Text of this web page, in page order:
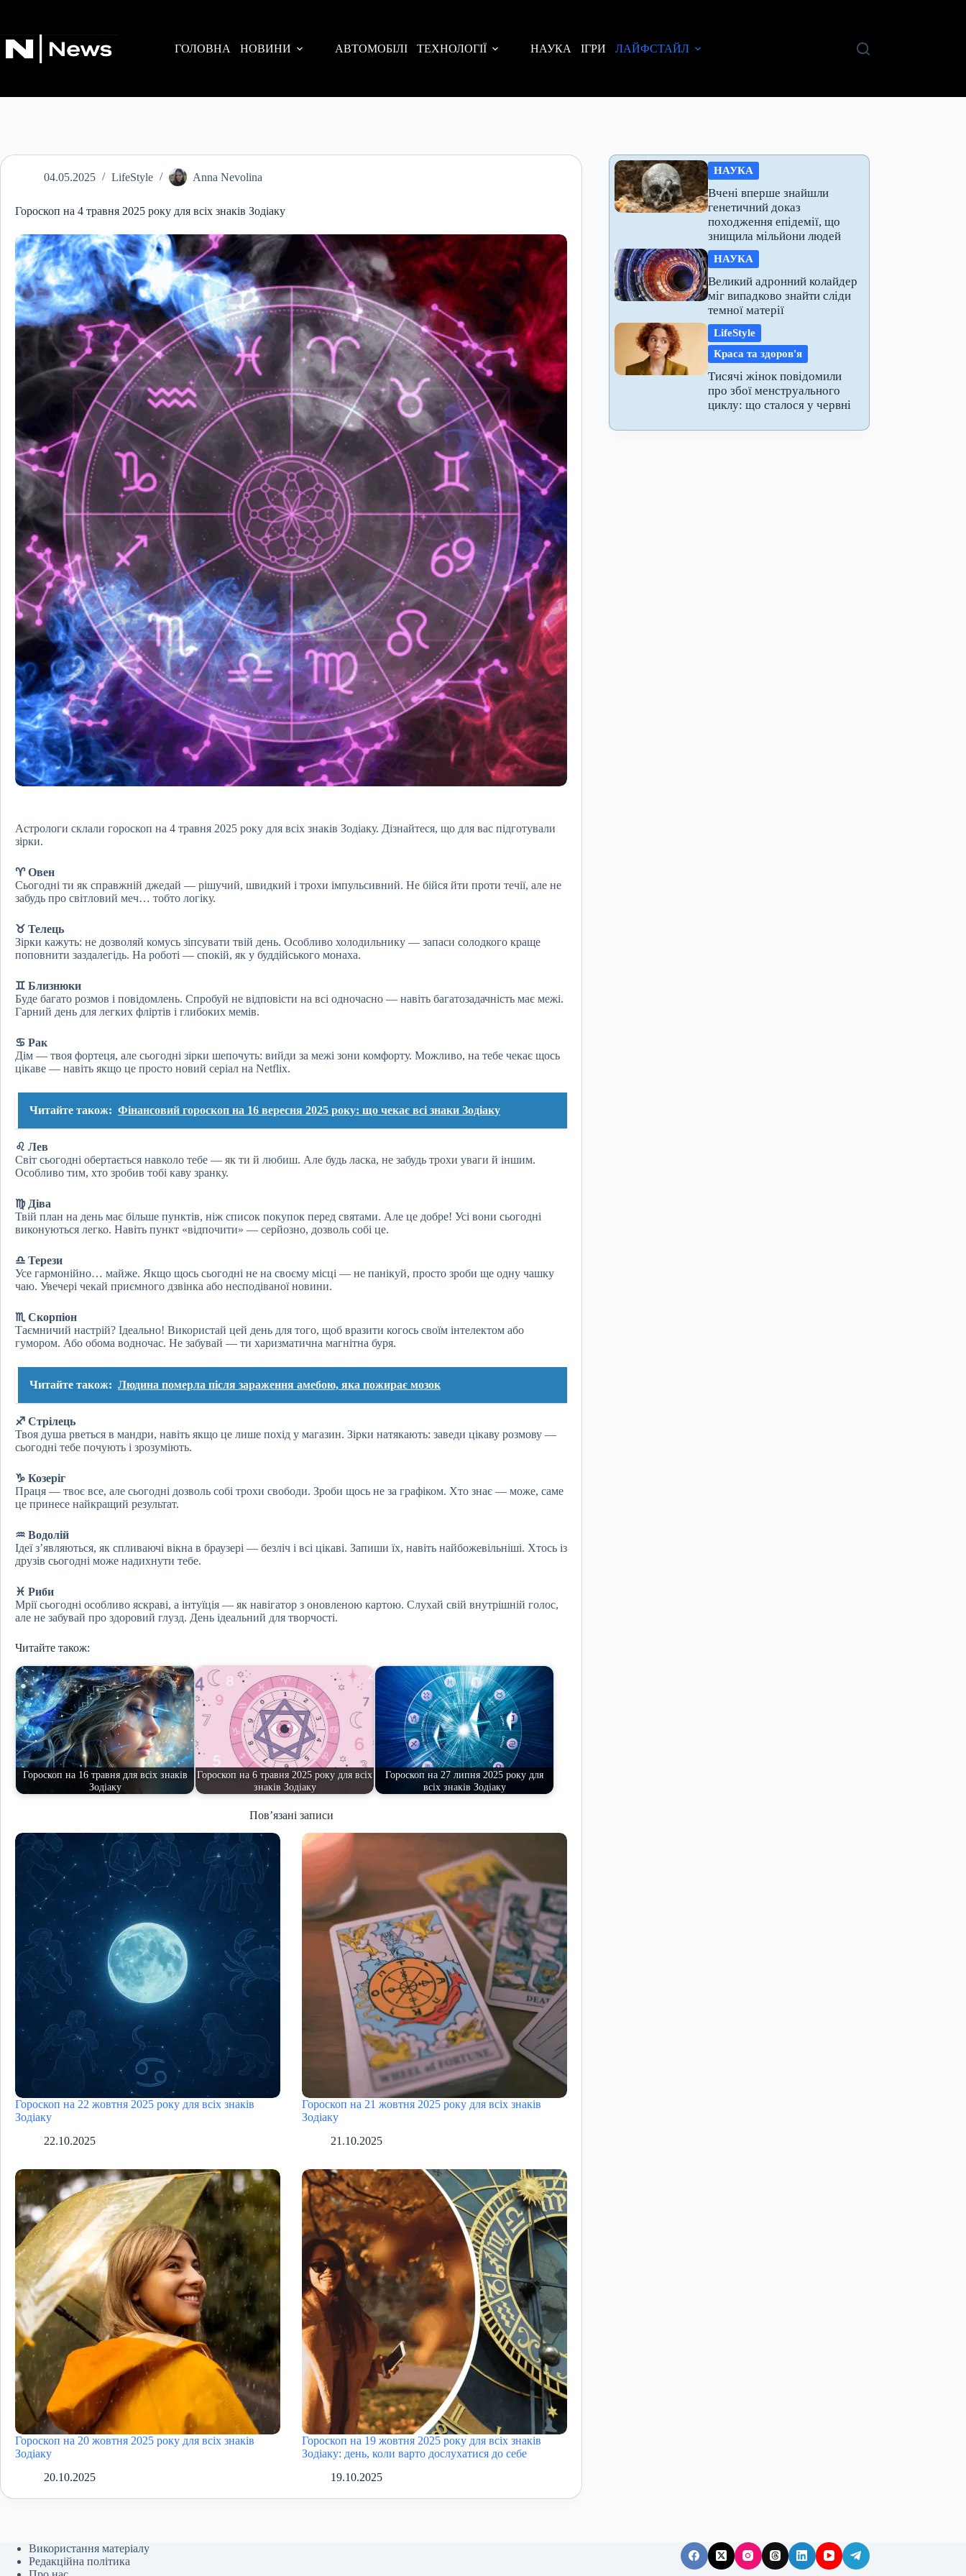
ГОЛОВНА
НОВИНИ АВТОМОБІЛІ ТЕХНОЛОГІЇ НАУКА ІГРИ ЛАЙФСТАЙЛ
04.05.2025 LifeStyle Anna Nevolina
Гороскоп на 4 травня 2025 року для всіх знаків Зодіаку
Астрологи склали гороскоп на 4 травня 2025 року для всіх знаків Зодіаку. Дізнайтеся, що для вас підготували
зірки.
♈ Овен
Сьогодні ти як справжній джедай — рішучий, швидкий і трохи імпульсивний. Не бійся йти проти течії, але не
забудь про світловий меч… тобто логіку.
♉ Телець
Зірки кажуть: не дозволяй комусь зіпсувати твій день. Особливо холодильнику — запаси солодкого краще
поповнити заздалегідь. На роботі — спокій, як у буддійського монаха.
♊ Близнюки
Буде багато розмов і повідомлень. Спробуй не відповісти на всі одночасно — навіть багатозадачність має межі.
Гарний день для легких фліртів і глибоких мемів.
♋ Рак
Дім — твоя фортеця, але сьогодні зірки шепочуть: вийди за межі зони комфорту. Можливо, на тебе чекає щось
цікаве — навіть якщо це просто новий серіал на Netflix.
Читайте також: Фінансовий гороскоп на 16 вересня 2025 року: що чекає всі знаки Зодіаку
♌ Лев
Світ сьогодні обертається навколо тебе — як ти й любиш. Але будь ласка, не забудь трохи уваги й іншим.
Особливо тим, хто зробив тобі каву зранку.
♍ Діва
Твій план на день має більше пунктів, ніж список покупок перед святами. Але це добре! Усі вони сьогодні
виконуються легко. Навіть пункт «відпочити» — серйозно, дозволь собі це.
♎ Терези
Усе гармонійно… майже. Якщо щось сьогодні не на своєму місці — не панікуй, просто зроби ще одну чашку
чаю. Увечері чекай приємного дзвінка або несподіваної новини.
♏ Скорпіон
Таємничий настрій? Ідеально! Використай цей день для того, щоб вразити когось своїм інтелектом або
гумором. Або обома водночас. Не забувай — ти харизматична магнітна буря.
Читайте також: Людина померла після зараження амебою, яка пожирає мозок
♐ Стрілець
Твоя душа рветься в мандри, навіть якщо це лише похід у магазин. Зірки натякають: заведи цікаву розмову —
сьогодні тебе почують і зрозуміють.
♑ Козеріг
Праця — твоє все, але сьогодні дозволь собі трохи свободи. Зроби щось не за графіком. Хто знає — може, саме
це принесе найкращий результат.
♒ Водолій
Ідеї з’являються, як спливаючі вікна в браузері — безліч і всі цікаві. Запиши їх, навіть найбожевільніші. Хтось із
друзів сьогодні може надихнути тебе.
♓ Риби
Мрії сьогодні особливо яскраві, а інтуїція — як навігатор з оновленою картою. Слухай свій внутрішній голос,
але не забувай про здоровий глузд. День ідеальний для творчості.
Читайте також:
Гороскоп на 16 травня для всіх знаків
Зодіаку
Гороскоп на 6 травня 2025 року для всіх
знаків Зодіаку
Гороскоп на 27 липня 2025 року для
всіх знаків Зодіаку
Пов’язані записи
Гороскоп на 22 жовтня 2025 року для всіх знаків
Зодіаку
22.10.2025
Гороскоп на 21 жовтня 2025 року для всіх знаків
Зодіаку
21.10.2025
Гороскоп на 20 жовтня 2025 року для всіх знаків
Зодіаку
20.10.2025
Гороскоп на 19 жовтня 2025 року для всіх знаків
Зодіаку: день, коли варто дослухатися до себе
19.10.2025
НАУКА
Вчені вперше знайшли
генетичний доказ
походження епідемії, що
знищила мільйони людей
НАУКА
Великий адронний колайдер
міг випадково знайти сліди
темної матерії
LifeStyle
Краса та здоров'я
Тисячі жінок повідомили
про збої менструального
циклу: що сталося у червні
Використання матеріалу
Редакційна політика